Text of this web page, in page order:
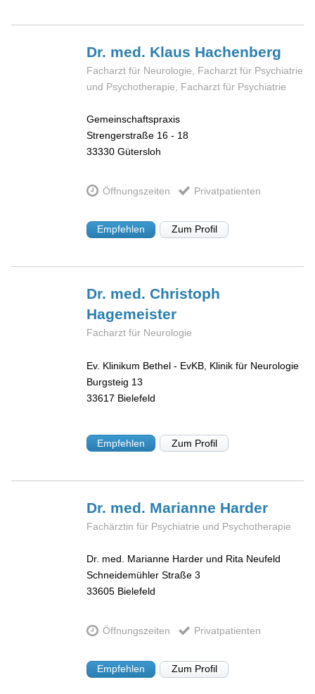
Dr. med. Klaus Hachenberg
Facharzt für Neurologie, Facharzt für Psychiatrie
und Psychotherapie, Facharzt für Psychiatrie
Gemeinschaftspraxis
Strengerstraße 16 - 18
33330 Gütersloh
Öffnungszeiten Privatpatienten
Empfehlen Zum Profil
Dr. med. Christoph
Hagemeister
Facharzt für Neurologie
Ev. Klinikum Bethel - EvKB, Klinik für Neurologie
Burgsteig 13
33617 Bielefeld
Empfehlen Zum Profil
Dr. med. Marianne Harder
Fachärztin für Psychiatrie und Psychotherapie
Dr. med. Marianne Harder und Rita Neufeld
Schneidemühler Straße 3
33605 Bielefeld
Öffnungszeiten Privatpatienten
Empfehlen Zum Profil